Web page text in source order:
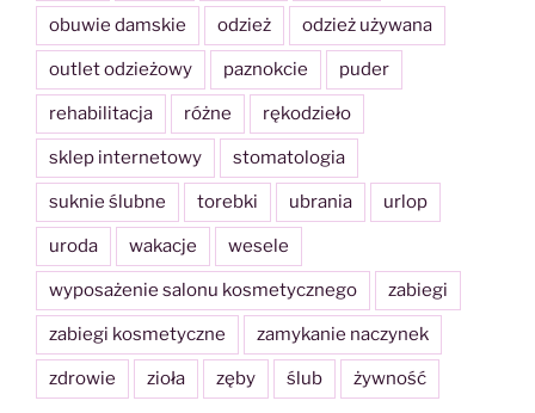
obuwie damskie odzież odzież używana
outlet odzieżowy paznokcie puder
rehabilitacja różne rękodzieło
sklep internetowy stomatologia
suknie ślubne torebki ubrania urlop
uroda wakacje wesele
wyposażenie salonu kosmetycznego zabiegi
zabiegi kosmetyczne zamykanie naczynek
zdrowie zioła zęby ślub żywność